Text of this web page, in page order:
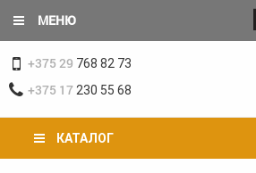
основному
содержанию
МЕНЮ
+375 29 768 82 73
+375 17 230 55 68
КАТАЛОГ